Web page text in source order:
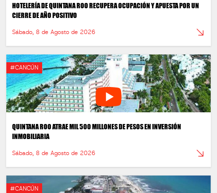
HOTELERÍA DE QUINTANA ROO RECUPERA OCUPACIÓN Y APUESTA POR UN
CIERRE DE AÑO POSITIVO
Sábado, 8 de Agosto de 2026
#CANCÚN
QUINTANA ROO ATRAE MIL 500 MILLONES DE PESOS EN INVERSIÓN
INMOBILIARIA
Sábado, 8 de Agosto de 2026
#CANCÚN